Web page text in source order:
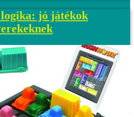
logika: jó játékok